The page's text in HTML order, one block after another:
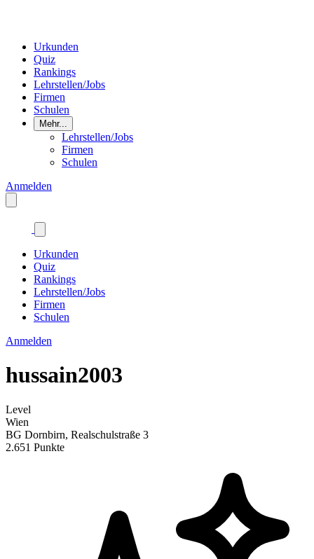
Urkunden
Quiz
Rankings
Lehrstellen/Jobs
Firmen
Schulen
Mehr...
Lehrstellen/Jobs
Firmen
Schulen
Anmelden
Urkunden
Quiz
Rankings
Lehrstellen/Jobs
Firmen
Schulen
Anmelden
hussain2003
Level
Wien
BG Dornbirn, Realschulstraße 3
2.651 Punkte